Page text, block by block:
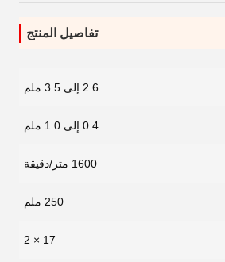
تفاصيل المنتج
2.6 إلى 3.5 ملم
0.4 إلى 1.0 ملم
1600 متر/دقيقة
250 ملم
17 × 2